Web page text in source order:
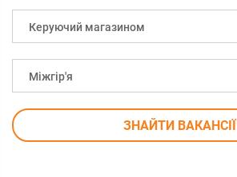
Керуючий магазином
Міжгір'я
ЗНАЙТИ ВАКАНСІЇ